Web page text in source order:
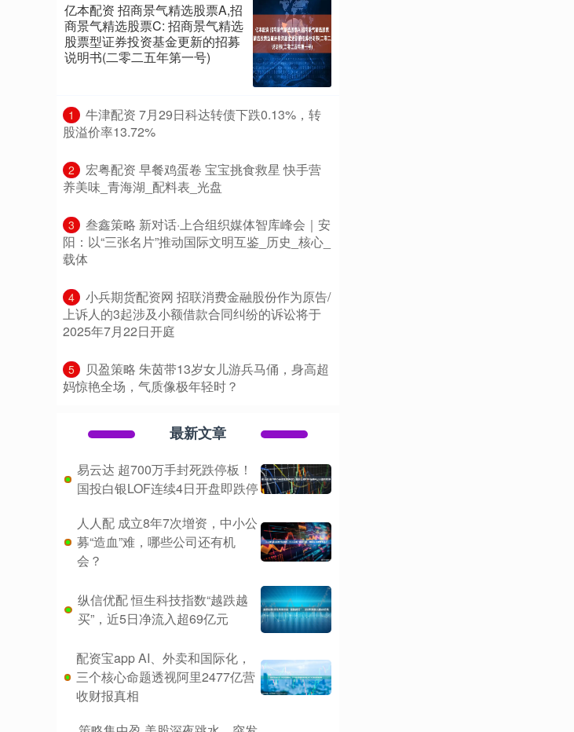
亿本配资 招商景气精选股票A,招
商景气精选股票C: 招商景气精选
股票型证券投资基金更新的招募
说明书(二零二五年第一号)
1
​牛津配资 7月29日科达转债下跌0.13%，转
股溢价率13.72%
2
​宏粤配资 早餐鸡蛋卷 宝宝挑食救星 快手营
养美味_青海湖_配料表_光盘
3
​叁鑫策略 新对话·上合组织媒体智库峰会｜安
阳：以“三张名片”推动国际文明互鉴_历史_核心_
载体
4
​小兵期货配资网 招联消费金融股份作为原告/
上诉人的3起涉及小额借款合同纠纷的诉讼将于
2025年7月22日开庭
5
​贝盈策略 朱茵带13岁女儿游兵马俑，身高超
妈惊艳全场，气质像极年轻时？
最新文章
易云达 超700万手封死跌停板！
国投白银LOF连续4日开盘即跌停
人人配 成立8年7次增资，中小公
募“造血”难，哪些公司还有机
会？
纵信优配 恒生科技指数“越跌越
买”，近5日净流入超69亿元
配资宝app AI、外卖和国际化，
三个核心命题透视阿里2477亿营
收财报真相